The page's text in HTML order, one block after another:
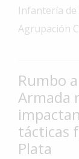
Interés
General
Deportes
Arte
y
Espectáculos
Infantería de
Agrupación
Rumbo
Armada
tácticas
Plata